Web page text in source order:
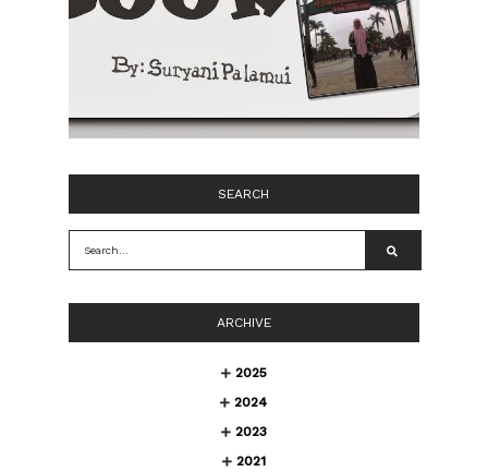
SEARCH
ARCHIVE
2025
2024
2023
2021